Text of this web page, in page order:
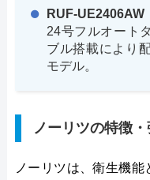
RUF-UE2406AW
24号フルオート
ブル搭載により
モデル。
ノーリツの特徴
ノーリツは、衛生機能